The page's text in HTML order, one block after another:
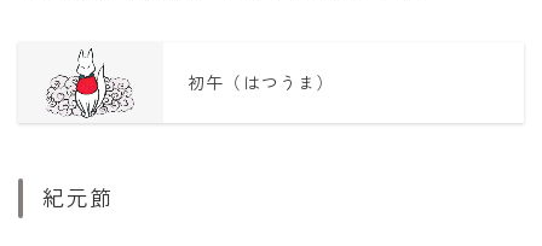
初午（はつうま）
紀元節